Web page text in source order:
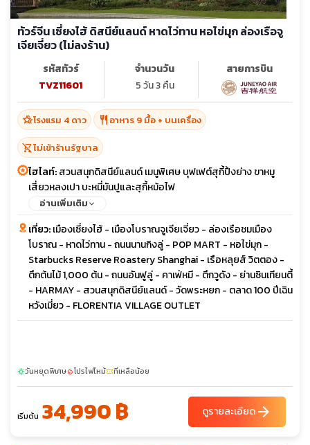
ทัวร์จีน เซี่ยงไฮ้ ดิสนีย์แลนด์ หาดไว่ทาน หอไข่มุก ล่องเรือจู
เจียเจี่ยว (ไม่ลงร้าน)
รหัสทัวร์
TVZ11601
จำนวนวัน
5 วัน 3 คืน
สายการบิน
hotel_classโรงแรม 4 ดาว restaurant อาหาร 9 มื้อ + บนเครื่อง
shopping_cart_offไม่เข้าร้านรัฐบาล
ไฮไลท์:สวนสนุกดิสนีย์แลนด์ เมนูพิเศษ บุฟเฟต์สุกี้ปิ้งย่าง ขาหมู
เสี่ยวหลงเปา บะหมี่มันปูและสุกี้หม้อไฟ
อ่านเพิ่มเติม
เที่ยว:เมืองเซี่ยงไฮ้ - เมืองโบราณจูเจียเจี่ยว - ล่องเรือชมเมือง
โบราณ - หาดไว่ทาน - ถนนนานกิงลู่ - POP MART - หอไข่มุก -
Starbucks Reserve Roastery Shanghai - เรือหลุยส์ วิตตอง -
ตึกต้นไม้ 1,000 ต้น - ถนนอันฟูลู่ - คาเฟ่หมี - ตึกวูดัง - ย่านซินเทียนตี้
- HARMAY - สวนสนุกดิสนีย์แลนด์ - วัดพระหยก - ตลาด 100 ปีเฉิน
หวังเมี่ยว - FLORENTIA VILLAGE OUTLET
sunnyวันหยุดพิเศษlocal_fire_departmentโปรไฟไหม้confirmation_numberที่เหลือน้อย
เริ่มต้น 34,990 ฿ ดูรายละเอียดarrow_forward